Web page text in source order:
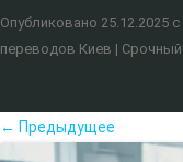
Опубликовано 25.12.2025
переводов Киев |
← Предыдущее